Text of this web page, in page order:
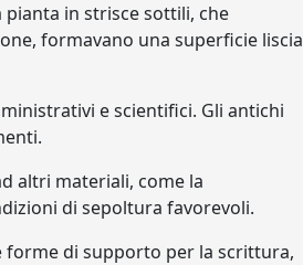
in strisce sottili, che
formavano una superficie liscia
e scientifici. Gli antichi
altri materiali, come la
di sepoltura favorevoli.
forme di supporto per la scrittura,